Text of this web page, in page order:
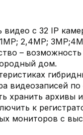
видео с 32 IP
2,4MP;
–
дом.
видеозаписей
хранить архивы
к
мониторов с